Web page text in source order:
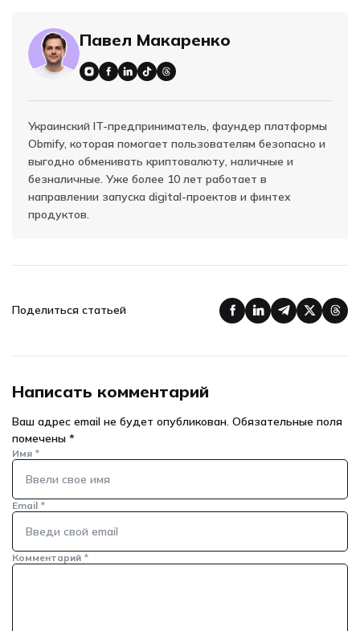
Павел Макаренко
Украинский IT-предприниматель, фаундер платформы
Obmify, которая помогает пользователям безопасно и
выгодно обменивать криптовалюту, наличные и
безналичные. Уже более 10 лет работает в
направлении запуска digital-проектов и финтех
продуктов.
Поделиться статьей
Написать комментарий
Ваш адрес email не будет опубликован. Обязательные поля
помечены *
Комментарий *
Имя *
Email *